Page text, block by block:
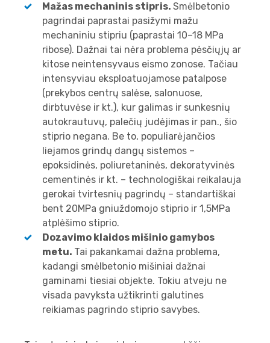
Mažas mechaninis stipris. Smėlbetonio
pagrindai paprastai pasižymi mažu
mechaniniu stipriu (paprastai 10–18 MPa
ribose). Dažnai tai nėra problema pėsčiųjų ar
kitose neintensyvaus eismo zonose. Tačiau
intensyviau eksploatuojamose patalpose
(prekybos centrų salėse, salonuose,
dirbtuvėse ir kt.), kur galimas ir sunkesnių
autokrautuvų, palečių judėjimas ir pan., šio
stiprio negana. Be to, populiarėjančios
liejamos grindų dangų sistemos –
epoksidinės, poliuretaninės, dekoratyvinės
cementinės ir kt. – technologiškai reikalauja
gerokai tvirtesnių pagrindų – standartiškai
bent 20MPa gniuždomojo stiprio ir 1,5MPa
atplėšimo stiprio.
Dozavimo klaidos mišinio gamybos
metu. Tai pakankamai dažna problema,
kadangi smėlbetonio mišiniai dažnai
gaminami tiesiai objekte. Tokiu atveju ne
visada pavyksta užtikrinti galutines
reikiamas pagrindo stiprio savybes.